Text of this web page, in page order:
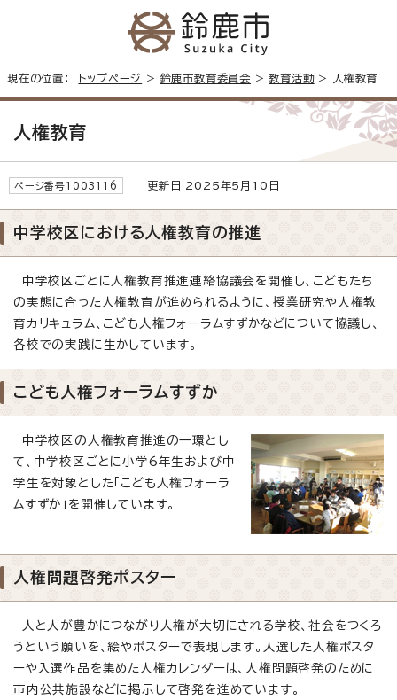
現在の位置： トップページ > 鈴鹿市教育委員会 >教育活動> 人権教育
人権教育
ページ番号1003116 更新日 2025年5月10日
中学校区における人権教育の推進
中学校区ごとに人権教育推進連絡協議会を開催し、こどもたち
の実態に合った人権教育が進められるように、授業研究や人権教
育カリキュラム、こども人権フォーラムすずかなどについて協議し、
各校での実践に生かしています。
こども人権フォーラムすずか
中学校区の人権教育推進の一環とし
て、中学校区ごとに小学6年生および中
学生を対象とした「こども人権フォーラ
ムすずか」を開催しています。
人権問題啓発ポスター
人と人が豊かにつながり人権が大切にされる学校、社会をつくろ
うという願いを、絵やポスターで表現します。入選した人権ポスタ
ーや入選作品を集めた人権カレンダーは、人権問題啓発のために
市内公共施設などに掲示して啓発を進めています。